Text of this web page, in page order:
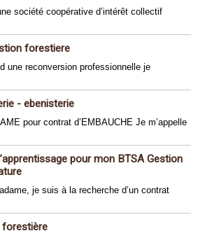
société coopérative d’intérêt collectif
forestiere
une reconversion professionnelle je
- ebenisterie
pour contrat d’EMBAUCHE Je m’appelle
pour mon BTSA Gestion
je suis à la recherche d’un contrat
forestière